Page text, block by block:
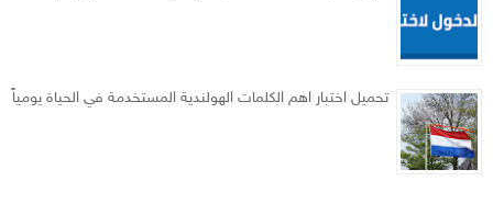
تحميل اختبار اهم الكلمات الهولندية المستخدمة في الحياة يومياً